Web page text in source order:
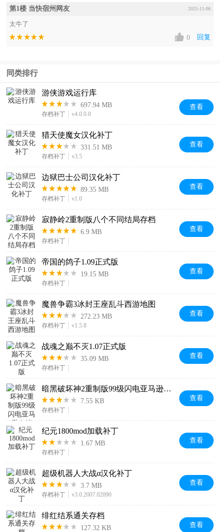
第1楼 当快宿州网友 2025-11-06
太牛了
0
回复
同类排行
游侠游戏运行库
697.94 MB
存档补丁 v4.0.0.0
查看
猎天使魔女汉化补丁
331.51 MB
存档补丁 v3.5
查看
边狱巴士公司汉化补丁
89.35 MB
存档补丁 v1.0
查看
寂静岭2重制版八个不同结局存档
6.9 MB
存档补丁
查看
帝国的鸽子1.09正式版
19.15 MB
存档补丁
查看
魔兽争霸3冰封王座乱斗西游地图
272.23 MB
存档补丁 v1.5.8
查看
战魂之巅不灭1.07正式版
35.09 MB
存档补丁
查看
暗黑破坏神2重制版99级闪电亚马逊存档
7.55 KB
存档补丁
查看
纪元1800mod加载补丁
1.67 MB
存档补丁
查看
超级机器人大战α汉化补丁
3.7 MB
存档补丁 v3.0.2007.02090
查看
绯红结系通关存档
127.32 KB 查看